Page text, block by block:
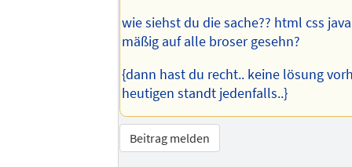
wie siehst du die sache?? html css
mäßig auf alle broser gesehn?
{dann hast du recht.. keine lösung
heutigen standt jedenfalls..}
Beitrag melden